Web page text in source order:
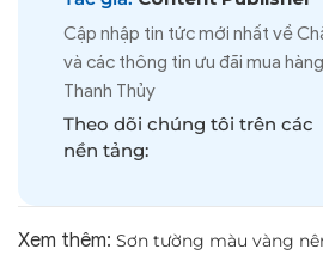
Cập nhập tin tức mới nhất về
và các thông tin ưu đãi mua
Thanh Thủy
Theo dõi chúng tôi trên các
nền tảng:
Xem thêm: Sơn tường màu vàng